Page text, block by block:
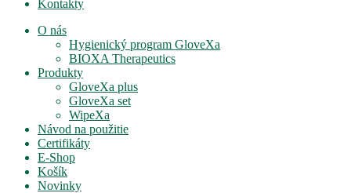
Kontakty
O nás
Hygienický program GloveXa
BIOXA Therapeutics
Produkty
GloveXa plus
GloveXa set
WipeXa
Návod na použitie
Certifikáty
E-Shop
Košík
Novinky